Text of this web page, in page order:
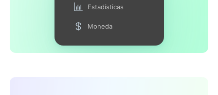
Estadísticas
Moneda